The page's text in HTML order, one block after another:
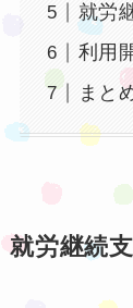
就労
利用
まと
就労継続